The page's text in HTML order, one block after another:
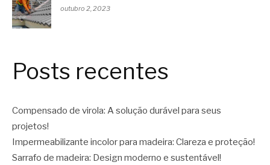
outubro 2, 2023
Posts recentes
Compensado de virola: A solução durável para seus
projetos!
Impermeabilizante incolor para madeira: Clareza e proteção!
Sarrafo de madeira: Design moderno e sustentável!